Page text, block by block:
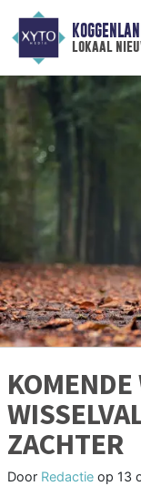
lokaal
ZACHTER
Door Redactie op 13